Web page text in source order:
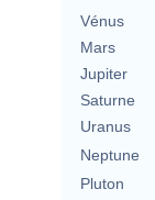
Vénus
Mars
Jupiter
Saturne
Uranus
Neptune
Pluton